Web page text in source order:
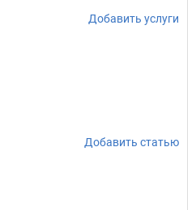
Добавить услуги
Добавить статью